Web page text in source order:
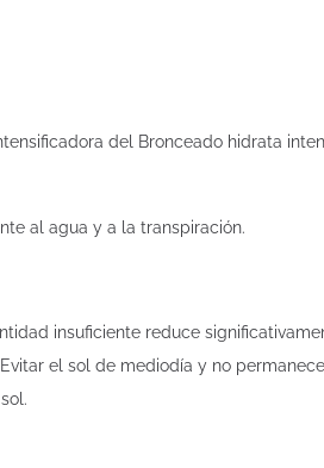
del Bronceado hidrata
al agua y a la transpiración.
insuficiente reduce
el sol de mediodía y no